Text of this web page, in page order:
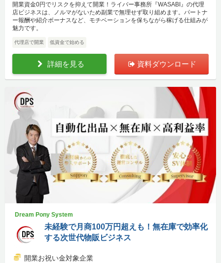
開業資金0円でリスクを抑えて開業！ライバー事務所『WASABI』の代理
店ビジネスは、ノルマがないため副業で無理せず取り組めます。パートナ
ー報酬や紹介ボーナスなど、モチベーションを保ちながら稼げる仕組みが
魅力です。
代理店で開業 低資金で始める
詳細を見る 資料ダウンロード
Dream Pony System
未経験で月商100万円超えも！無在庫で効率化
する次世代物販ビジネス
開業お祝い金対象企業